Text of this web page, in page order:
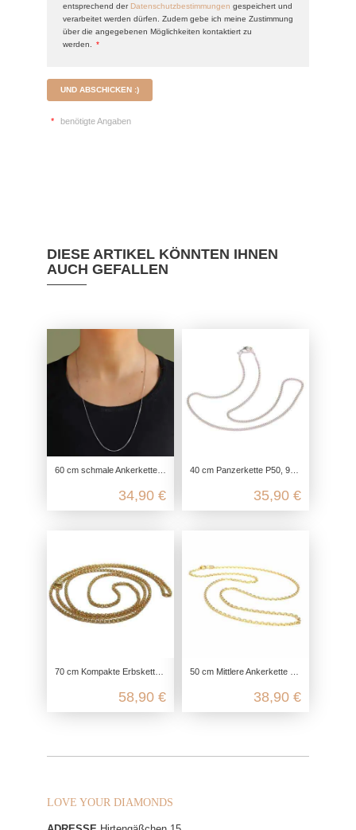
entsprechend der Datenschutzbestimmungen gespeichert und
verarbeitet werden dürfen. Zudem gebe ich meine Zustimmung
über die angegebenen Möglichkeiten kontaktiert zu
werden.
*
UND ABSCHICKEN :)
* benötigte Angaben
DIESE ARTIKEL KÖNNTEN IHNEN
AUCH GEFALLEN
60 cm schmale Ankerkette 4-fach diamantiert aus echtem 925 Sterling Silber
34,90 €
40 cm Panzerkette P50, 925 Sterling Silber, Flachpanzerkette Halskette, Gliederkette Silberkette fein, Kette für Anhänger zart
35,90 €
70 cm Kompakte Erbskette aus 925 Sterling Silber
58,90 €
50 cm Mittlere Ankerkette 4-fach diamantiert aus echtem 925 Sterling Silber
38,90 €
LOVE YOUR DIAMONDS